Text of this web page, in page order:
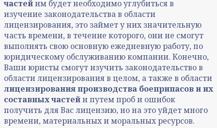
частейим будет необходимо углубиться в
изучение законодательства в области
лицензирования, это займет у них значительную
часть времени, в течение которого, они не смогут
выполнять свою основную ежедневную работу, по
юридическому обслуживанию компании. Конечно,
Ваши юристы смогут изучить законодательство в
области лицензирования в целом, а также в области
лицензирования производства боеприпасов и их
составных частейи путем проб и ошибок
получить для Вас лицензию, но на это уйдет много
времени, материальных и моральных ресурсов.